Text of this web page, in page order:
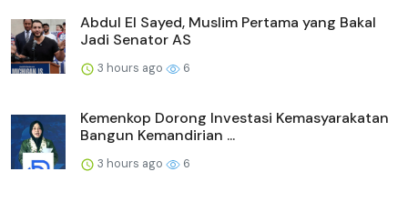
Abdul El Sayed, Muslim Pertama yang Bakal
Jadi Senator AS
3 hours ago 6
Kemenkop Dorong Investasi Kemasyarakatan
Bangun Kemandirian ...
3 hours ago 6